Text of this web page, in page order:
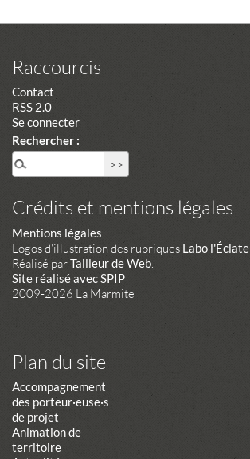
Raccourcis
Contact
RSS 2.0
Se connecter
Rechercher :
Crédits et mentions légales
Mentions légales
Logos d'illustration des rubriques Labo l'Éclate
Réalisé parTailleur de Web
Site réalisé avec SPIP
2009-2026 La Marmite
Plan du site
Accompagnement
des porteur·euse·s
de projet
Animation de
territoire